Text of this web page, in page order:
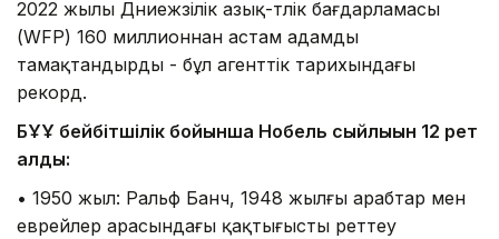
2022 жылы Дүниежүзілік азық-түлік бағдарламасы
(WFP) 160 миллионнан астам адамды
тамақтандырды - бұл агенттік тарихындағы
рекорд.
БҰҰ бейбітшілік бойынша Нобель сыйлығын 12 рет
алды:
• 1950 жыл: Ральф Банч, 1948 жылғы арабтар мен
еврейлер арасындағы қақтығысты реттеу